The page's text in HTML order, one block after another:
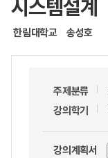
시스템설계
한림대학교 송성호
주제분류
강의학기
강의계획서